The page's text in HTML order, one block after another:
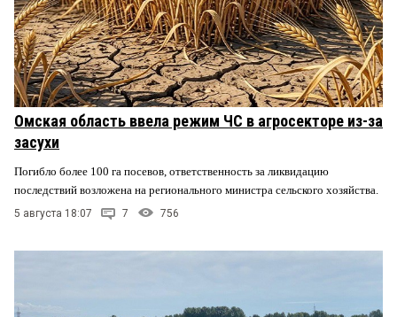
Омская область ввела режим ЧС в агросекторе из-за
засухи
Погибло более 100 га посевов, ответственность за ликвидацию
последствий возложена на регионального министра сельского хозяйства.
5 августа 18:07 7 756